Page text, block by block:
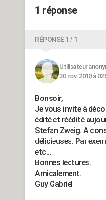
1 réponse
RÉPONSE 1 / 1
Utilisateur
30 nov. 2010 à
Bonsoir,
Je vous invite à
édité et réédité
Stefan Zweig. A
délicieuses. Par
etc...
Bonnes lectures.
Amicalement.
Guy Gabriel